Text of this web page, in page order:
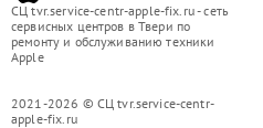
СЦ tvr.service-centr-apple-fix.ru - сеть
сервисных центров в Твери по
ремонту и обслуживанию техники
Apple
2021-2026 © СЦ tvr.service-centr-
apple-fix.ru